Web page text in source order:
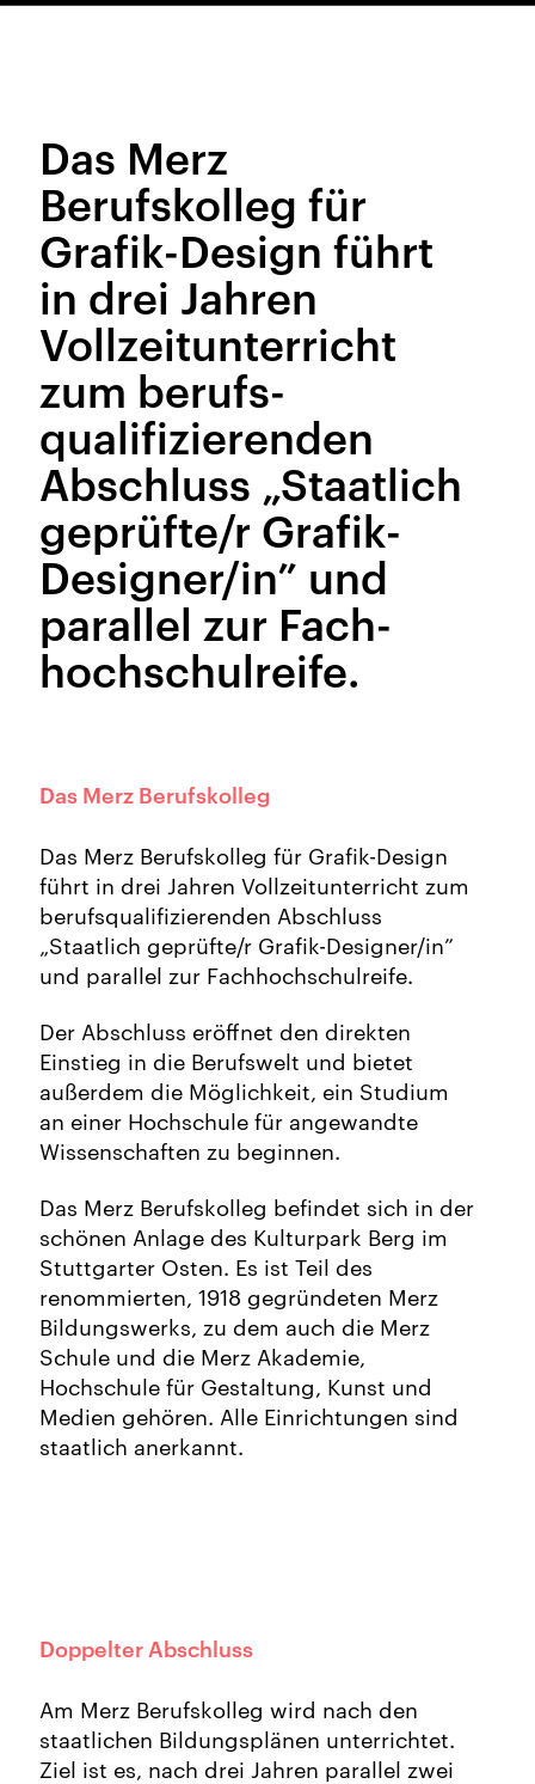
Das Merz
Berufskolleg für
Grafik-Design führt
in drei Jahren
Vollzeit­unterricht
zum berufs­
qualifizierenden
Abschluss „Staatlich
geprüfte/r Grafik-
Designer/in” und
parallel zur Fach­
hochschul­reife.
Das Merz Berufskolleg
Das Merz Berufskolleg für Grafik-Design
führt in drei Jahren Vollzeitunterricht zum
berufsqualifizierenden Abschluss
„Staatlich geprüfte/r Grafik-Designer/in”
und parallel zur Fachhochschulreife.
Der Abschluss eröffnet den direkten
Einstieg in die Berufswelt und bietet
außerdem die Möglichkeit, ein Studium
an einer Hochschule für angewandte
Wissenschaften zu beginnen.
Das Merz Berufskolleg befindet sich in der
schönen Anlage des Kulturpark Berg im
Stuttgarter Osten. Es ist Teil des
renommierten, 1918 gegründeten Merz
Bildungswerks, zu dem auch die Merz
Schule und die Merz Akademie,
Hochschule für Gestaltung, Kunst und
Medien gehören. Alle Einrichtungen sind
staatlich anerkannt.
Doppelter Abschluss
Am Merz Berufskolleg wird nach den
staatlichen Bildungsplänen unterrichtet.
Ziel ist es, nach drei Jahren parallel zwei